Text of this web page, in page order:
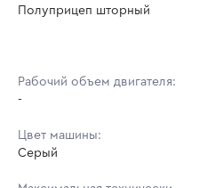
Полуприцеп шторный
Рабочий объем двигателя:
-
Цвет машины:
Серый